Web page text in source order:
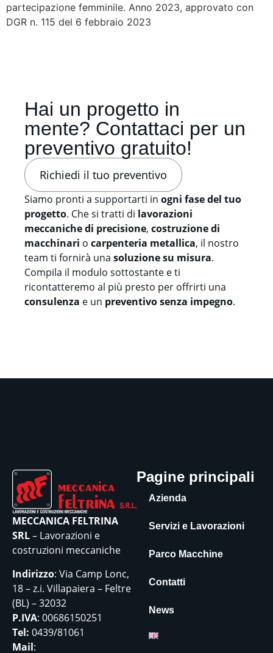
partecipazione femminile. Anno 2023, approvato con
DGR n. 115 del 6 febbraio 2023
Hai un progetto in
mente? Contattaci per un
preventivo gratuito!
Richiedi il tuo preventivo
Siamo pronti a supportarti in ogni fase del tuo
progetto. Che si tratti di lavorazioni
meccaniche di precisione, costruzione di
macchinari o carpenteria metallica, il nostro
team ti fornirà una soluzione su misura.
Compila il modulo sottostante e ti
ricontatteremo al più presto per offrirti una
consulenza e un preventivo senza impegno.
MECCANICA FELTRINA
SRL– Lavorazioni e
costruzioni meccaniche
Indirizzo: Via Camp Lonc,
18 – z.i. Villapaiera – Feltre
(BL) – 32032
P.IVA: 00686150251
Tel: 0439/81061
Mail:
Pagine principali
Azienda
Servizi e Lavorazioni
Parco Macchine
Contatti
News